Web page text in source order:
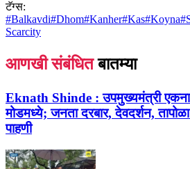
टॅग्स:
#Balkavdi#Dhom#Kanher#Kas#Koyna#
Scarcity
आणखी संबंधित बातम्या
Eknath Shinde : उपमुख्यमंत्री
मोडमध्ये; जनता दरबार, देवदर्शन,
पाहणी